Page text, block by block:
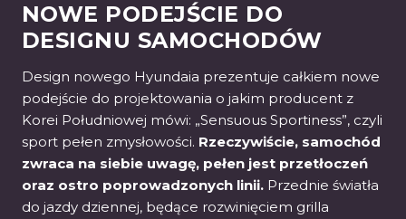
NOWE PODEJŚCIE DO
DESIGNU SAMOCHODÓW
Design nowego Hyundaia prezentuje całkiem nowe
podejście do projektowania o jakim producent z
Korei Południowej mówi: „Sensuous Sportiness”, czyli
sport pełen zmysłowości. Rzeczywiście, samochód
zwraca na siebie uwagę, pełen jest przetłoczeń
oraz ostro poprowadzonych linii. Przednie światła
do jazdy dziennej, będące rozwinięciem grilla